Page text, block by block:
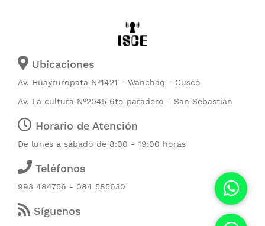
Ubicaciones
Av. Huayruropata N°1421 - Wanchaq - Cusco
Av. La cultura N°2045 6to paradero - San Sebastián
Horario de Atención
De lunes a sábado de 8:00 - 19:00 horas
Teléfonos
993 484756 - 084 585630
Síguenos